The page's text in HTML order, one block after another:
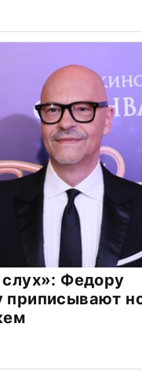
Федору
приписывают